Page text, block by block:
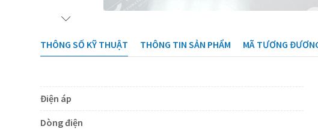
THÔNG SỐ KỸ THUẬT THÔNG TIN SẢN PHẨM MÃ TƯƠNG
Điện áp
Dòng điện